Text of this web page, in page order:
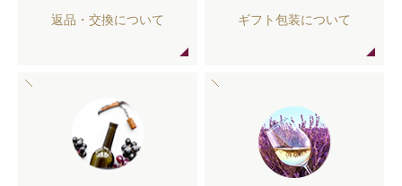
返品・交換について ギフト包装について